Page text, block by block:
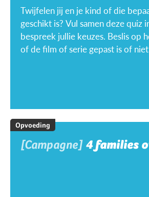
Twijfelen jij en je kind of die
geschikt is? Vul samen deze quiz
bespreek jullie keuzes. Beslis op
of de film of serie gepast is of
Opvoeding
[Campagne] 4 families